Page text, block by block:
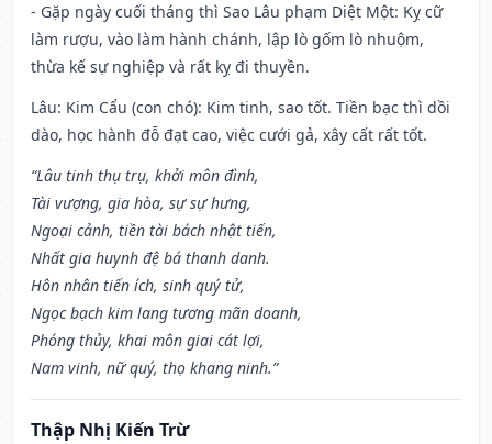
- Gặp ngày cuối tháng thì Sao Lâu phạm Diệt Một: Kỵ cữ
làm rượu, vào làm hành chánh, lập lò gốm lò nhuộm,
thừa kế sự nghiệp và rất kỵ đi thuyền.
Lâu: Kim Cẩu (con chó): Kim tinh, sao tốt. Tiền bạc thì dồi
dào, học hành đỗ đạt cao, việc cưới gả, xây cất rất tốt.
“Lâu tinh thụ trụ, khởi môn đình,
Tài vượng, gia hòa, sự sự hưng,
Ngoại cảnh, tiền tài bách nhật tiến,
Nhất gia huynh đệ bá thanh danh.
Hôn nhân tiến ích, sinh quý tử,
Ngọc bạch kim lang tương mãn doanh,
Phóng thủy, khai môn giai cát lợi,
Nam vinh, nữ quý, thọ khang ninh.”
Thập Nhị Kiến Trừ